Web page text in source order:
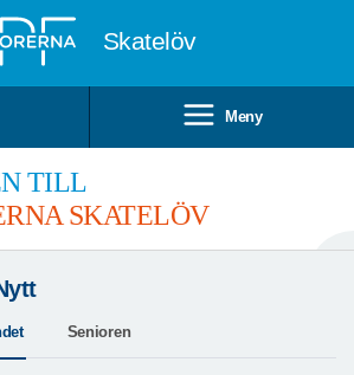
Skatelöv
Meny
TILL
SKATELÖV
Senioren